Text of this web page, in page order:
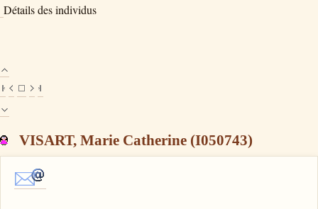
Détails des individus
VISART, Marie Catherine (I050743)